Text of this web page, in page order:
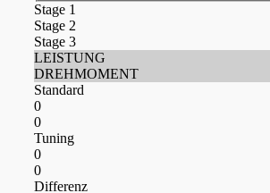
Stage 1
Stage 2
Stage 3
LEISTUNG
DREHMOMENT
Standard
0
0
Tuning
0
0
Differenz